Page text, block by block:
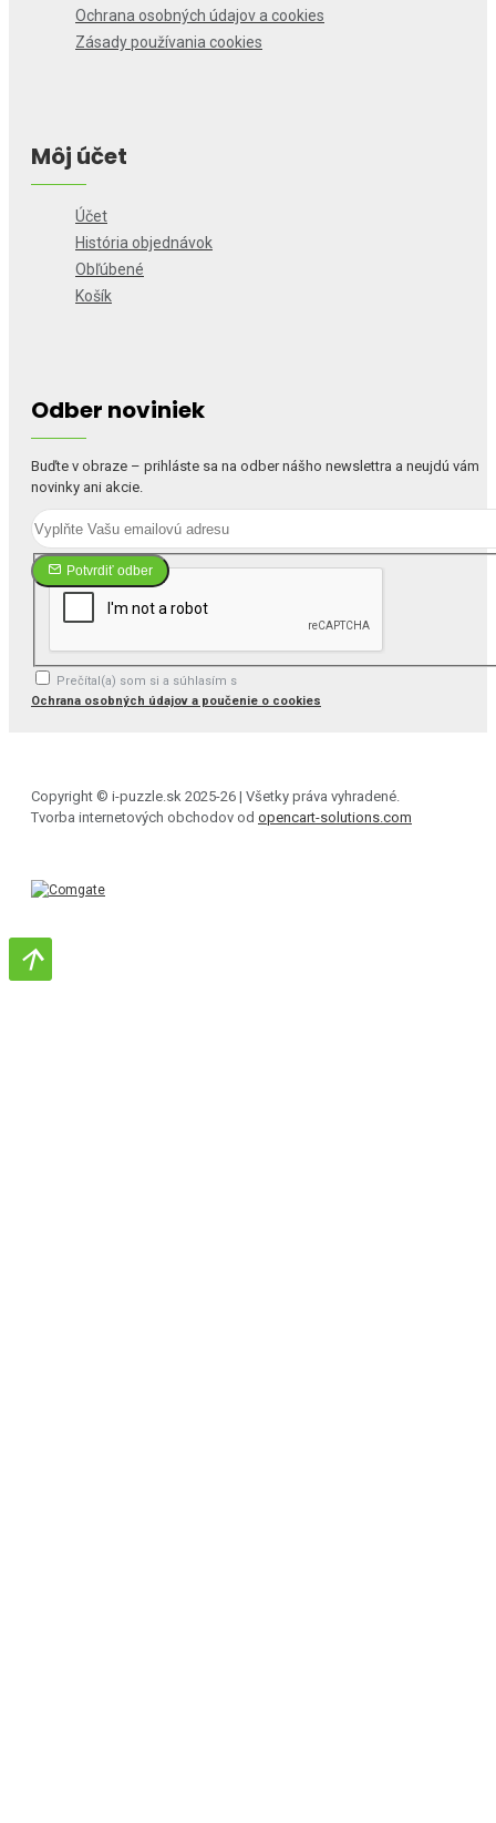
Ochrana osobných údajov a cookies
Zásady používania cookies
Môj účet
Účet
História objednávok
Obľúbené
Košík
Odber noviniek
Buďte v obraze – prihláste sa na odber nášho newslettra a neujdú vám
novinky ani akcie.
Potvrdiť odber
Prečítal(a) som si a súhlasím s
Ochrana osobných údajov a poučenie o cookies
Copyright © i-puzzle.sk 2025-26 | Všetky práva vyhradené.
Tvorba internetových obchodov od opencart-solutions.com